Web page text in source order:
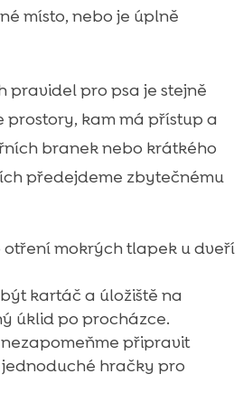
místo, nebo je úplně
pravidel pro psa je stejně
prostory, kam má přístup a
branek nebo krátkého
předejdeme zbytečnému
otření mokrých tlapek u dveří
kartáč a úložiště na
úklid po procházce.
připravit
hračky pro